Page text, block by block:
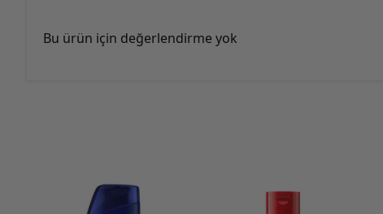
Bu ürün için değerlendirme yok